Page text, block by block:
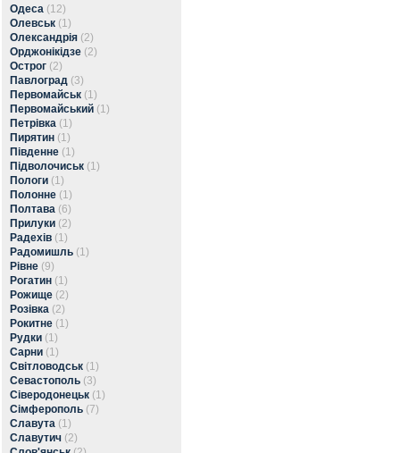
Одеса (12)
Олевськ (1)
Олександрія (2)
Орджонікідзе (2)
Острог (2)
Павлоград (3)
Первомайськ (1)
Первомайський (1)
Петрівка (1)
Пирятин (1)
Південне (1)
Підволочиськ (1)
Пологи (1)
Полонне (1)
Полтава (6)
Прилуки (2)
Радехів (1)
Радомишль (1)
Рівне (9)
Рогатин (1)
Рожище (2)
Розівка (2)
Рокитне (1)
Рудки (1)
Сарни (1)
Світловодськ (1)
Севастополь (3)
Сіверодонецьк (1)
Сімферополь (7)
Славута (1)
Славутич (2)